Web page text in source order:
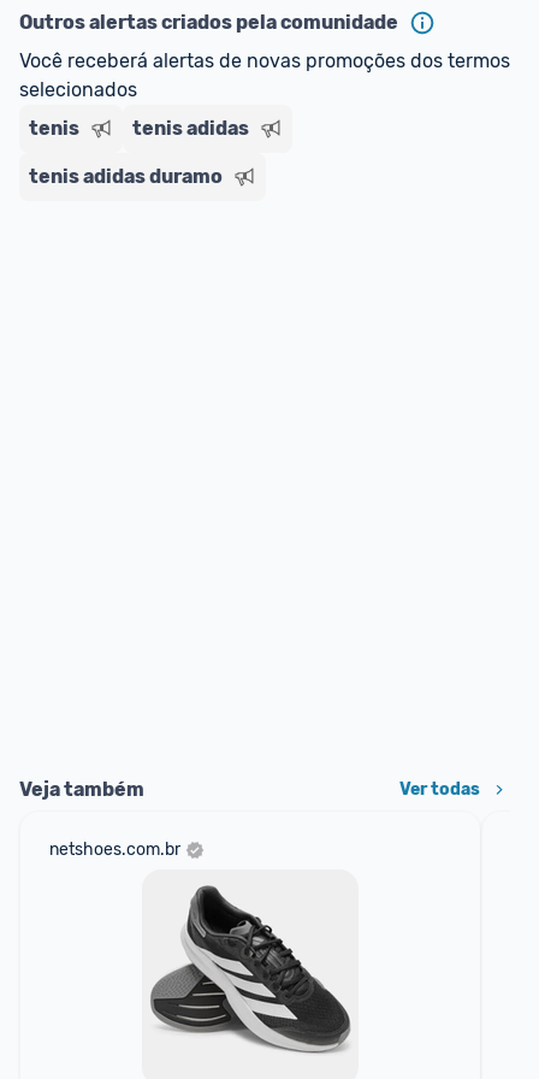
Outros alertas criados pela comunidade
Você receberá alertas de novas promoções dos termos
selecionados
tenis
tenis adidas
tenis adidas duramo
Veja também Ver todas
netshoes.com.br